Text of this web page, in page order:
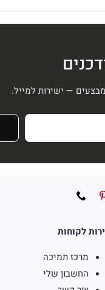
היה: הוא:
— ישירות למייל.
לקוחות
מרכז תמיכה
החשבון שלי